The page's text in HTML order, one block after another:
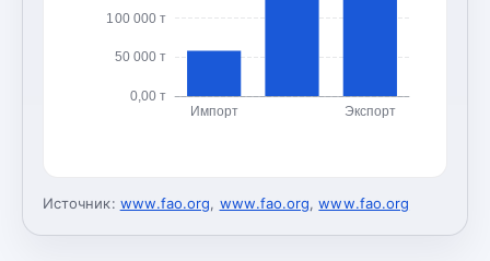
0,00 т
50 000 т
100 000 т
Импорт Экспорт
Источник: www.fao.org, www.fao.org,www.fao.org